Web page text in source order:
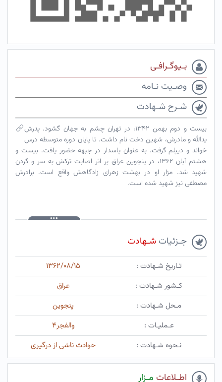
بـیوگـرافـی
وصـیت نـامه
شـرح شـهادت
بیست و دوم بهمن ۱۳۴۲، در تهران چشم به جهان گشود. پدرش
یدالله و مادرش، شهین دخت نام داشت. تا پایان دوره متوسطه درس
خواند و دیپلم گرفت. به عنوان پاسدار در جبهه حضور یافت. بیست و
هشتم آبان ۱۳۶۲، در پنجوین عراق بر اثر اصابت ترکش به سر و گردن
شهید شد. مزار او در بهشت زهرای زادگاهش واقع است. برادرش
مصطفی نیز شهید شده است.
جـزئیات شـهادت
تـاریخ شـهادت :
۱۳۶۲/۰۸/۱۵
کـشور شـهادت :
عراق
مـحل شـهادت :
پنجوین
عـملیـات :
والفجر۴
نـحوه شـهادت :
حوادث ناشی از درگیری
اطـلاعات مـزار